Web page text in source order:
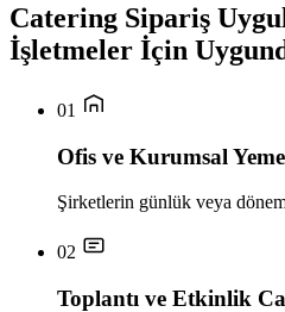
Catering Sipariş
İşletmeler İçin
01
Ofis ve Kurumsal
Şirketlerin günlük veya
02
Toplantı ve Etkinlik